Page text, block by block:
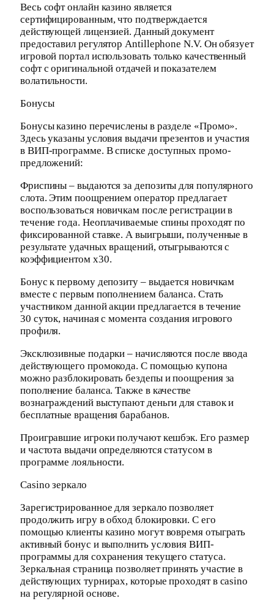
Весь софт онлайн казино является
сертифицированным, что подтверждается
действующей лицензией. Данный документ
предоставил регулятор Antillephone N.V. Он обязует
игровой портал использовать только качественный
софт с оригинальной отдачей и показателем
волатильности.
Бонусы
Бонусы казино перечислены в разделе «Промо».
Здесь указаны условия выдачи презентов и участия
в ВИП-программе. В списке доступных промо-
предложений:
Фриспины – выдаются за депозиты для популярного
слота. Этим поощрением оператор предлагает
воспользоваться новичкам после регистрации в
течение года. Неоплачиваемые спины проходят по
фиксированной ставке. А выигрыши, полученные в
результате удачных вращений, отыгрываются с
коэффициентом х30.
Бонус к первому депозиту – выдается новичкам
вместе с первым пополнением баланса. Стать
участником данной акции предлагается в течение
30 суток, начиная с момента создания игрового
профиля.
Эксклюзивные подарки – начисляются после ввода
действующего промокода. С помощью купона
можно разблокировать бездепы и поощрения за
пополнение баланса. Также в качестве
вознаграждений выступают деньги для ставок и
бесплатные вращения барабанов.
Проигравшие игроки получают кешбэк. Его размер
и частота выдачи определяются статусом в
программе лояльности.
Casino зеркало
Зарегистрированное для зеркало позволяет
продолжить игру в обход блокировки. С его
помощью клиенты казино могут вовремя отыграть
активный бонус и выполнить условия ВИП-
программы для сохранения текущего статуса.
Зеркальная страница позволяет принять участие в
действующих турнирах, которые проходят в casino
на регулярной основе.